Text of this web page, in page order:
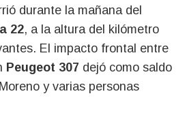
durante la mañana del
22, a la altura del kilómetro
El impacto frontal entre
Peugeot 307 dejó como saldo
y varias personas